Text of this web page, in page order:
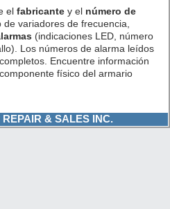
el fabricantey el número de
de variadores de frecuencia,
(indicaciones LED, número
Los números de alarma leídos
Encuentre información
físico del armario
REPAIR & SALES INC.